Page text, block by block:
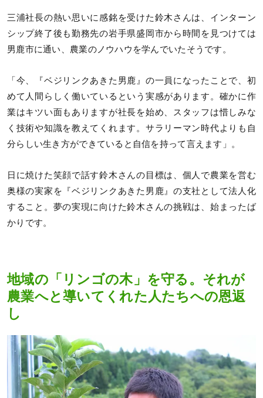
三浦社長の熱い思いに感銘を受けた鈴木さんは、インターン
シップ終了後も勤務先の岩手県盛岡市から時間を見つけては
男鹿市に通い、農業のノウハウを学んでいたそうです。
「今、『ベジリンクあきた男鹿』の一員になったことで、初
めて人間らしく働いているという実感があります。確かに作
業はキツい面もありますが社長を始め、スタッフは惜しみな
く技術や知識を教えてくれます。サラリーマン時代よりも自
分らしい生き方ができていると自信を持って言えます」。
日に焼けた笑顔で話す鈴木さんの目標は、個人で農業を営む
奥様の実家を『ベジリンクあきた男鹿』の支社として法人化
すること。夢の実現に向けた鈴木さんの挑戦は、始まったば
かりです。
地域の「リンゴの木」を守る。それが
農業へと導いてくれた人たちへの恩返
し